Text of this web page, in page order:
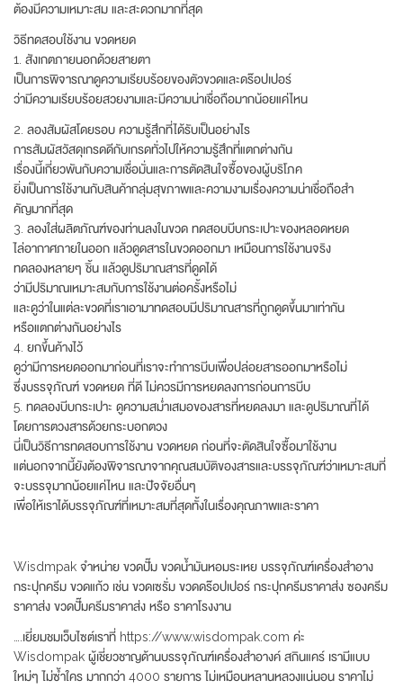
ต้องมีความเหมาะสม และสะดวกมากที่สุด
วิธีทดสอบใช้งาน ขวดหยด
1. สังเกตภายนอกด้วยสายตา
เป็นการพิจารณาดูความเรียบร้อยของตัวขวดและดร๊อปเปอร์
ว่ามีความเรียบร้อยสวยงามและมีความน่าเชื่อถือมากน้อยแค่ไหน
2. ลองสัมผัสโดยรอบ ความรู้สึกที่ได้รับเป็นอย่างไร
การสัมผัสวัสดุเกรดดีกับเกรดทั่วไปให้ความรู้สึกที่แตกต่างกัน
เรื่องนี้เกี่ยวพันกับความเชื่อมั่นและการตัดสินใจซื้อของผู้บริโภค
ยิ่งเป็นการใช้งานกับสินค้ากลุ่มสุขภาพและความงามเรื่องความน่าเชื่อถือสำ
คัญมากที่สุด
3. ลองใส่ผลิตภัณฑ์ของท่านลงในขวด ทดสอบบีบกระเปาะของหลอดหยด
ไล่อากาศภายในออก แล้วดูดสารในขวดออกมา เหมือนการใช้งานจริง
ทดลองหลายๆ ชิ้น แล้วดูปริมาณสารที่ดูดได้
ว่ามีปริมาณเหมาะสมกับการใช้งานต่อครั้งหรือไม่
และดูว่าในแต่ละขวดที่เราเอามาทดสอบมีปริมาณสารที่ถูกดูดขึ้นมาเท่ากัน
หรือแตกต่างกันอย่างไร
4. ยกขึ้นค้างไว้
ดูว่ามีการหยดออกมาก่อนที่เราจะทำการบีบเพื่อปล่อยสารออกมาหรือไม่
ซึ่งบรรจุภัณฑ์ ขวดหยด ที่ดี ไม่ควรมีการหยดลงการก่อนการบีบ
5. ทดลองบีบกระเปาะ ดูความสม่ำเสมอของสารที่หยดลงมา และดูปริมาณที่ได้
โดยการตวงสารด้วยกระบอกตวง
นี่เป็นวิธีการทดสอบการใช้งาน ขวดหยด ก่อนที่จะตัดสินใจซื้อมาใช้งาน
แต่นอกจากนี้ยังต้องพิจารณาจากคุณสมบัติของสารและบรรจุภัณฑ์ว่าเหมาะสมที่
จะบรรจุมากน้อยแค่ไหน และปัจจัยอื่นๆ
เพื่อให้เราได้บรรจุภัณฑ์ที่เหมาะสมที่สุดทั้งในเรื่องคุณภาพและราคา
Wisdmpak จำหน่าย ขวดปั๊ม ขวดน้ำมันหอมระเหย บรรจุภัณฑ์เครื่องสำอาง
กระปุกครีม ขวดแก้ว เช่น ขวดเซรั่ม ขวดดร๊อปเปอร์ กระปุกครีมราคาส่ง ซองครีม
ราคาส่ง ขวดปั๊มครีมราคาส่ง หรือ ราคาโรงงาน
….เยี่ยมชมเว็บไซต์เราที่ https://www.wisdompak.com ค่ะ
Wisdompak ผู้เชี่ยวชาญด้านบรรจุภัณฑ์เครื่องสำอางค์ สกินแคร์ เรามีแบบ
ใหม่ๆ ไม่ซ้ำใคร มากกว่า 4000 รายการ ไม่เหมือนหลานหลวงแน่นอน ราคาไม่